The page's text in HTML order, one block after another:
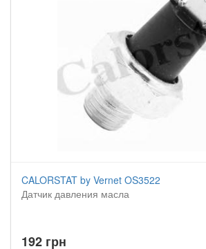
CALORSTAT by Vernet OS3522
Датчик давления масла
192 грн